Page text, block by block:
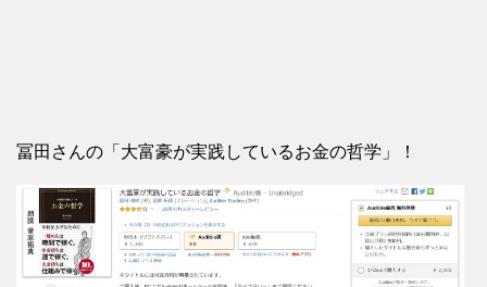
冨田さんの「 大富豪が実践しているお金の哲学 」！